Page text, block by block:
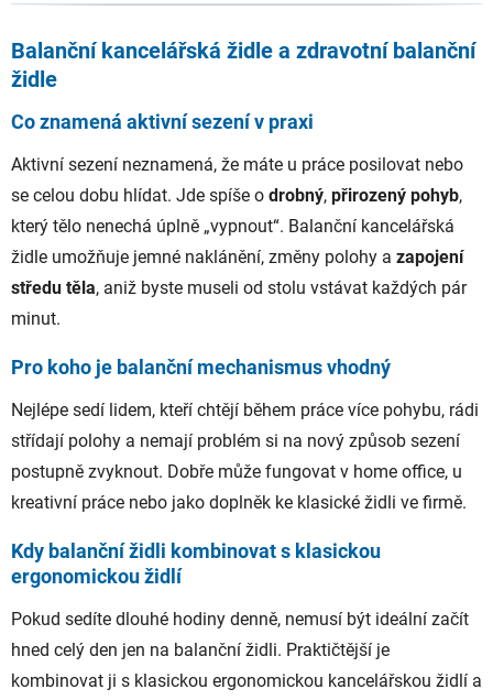
Balanční kancelářská židle a zdravotní balanční
židle
Co znamená aktivní sezení v praxi
Aktivní sezení neznamená, že máte u práce posilovat nebo
se celou dobu hlídat. Jde spíše o drobný, přirozený pohyb,
který tělo nenechá úplně „vypnout“. Balanční kancelářská
židle umožňuje jemné naklánění, změny polohy a zapojení
středu těla, aniž byste museli od stolu vstávat každých pár
minut.
Pro koho je balanční mechanismus vhodný
Nejlépe sedí lidem, kteří chtějí během práce více pohybu, rádi
střídají polohy a nemají problém si na nový způsob sezení
postupně zvyknout. Dobře může fungovat v home office, u
kreativní práce nebo jako doplněk ke klasické židli ve firmě.
Kdy balanční židli kombinovat s klasickou
ergonomickou židlí
Pokud sedíte dlouhé hodiny denně, nemusí být ideální začít
hned celý den jen na balanční židli. Praktičtější je
kombinovat ji s klasickou ergonomickou kancelářskou židlí a